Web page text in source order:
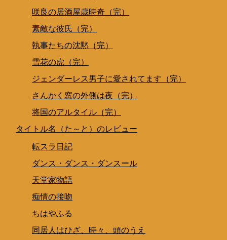
咲良の居酒屋歳時奇（完）
素敵な彼氏（完）
執事たちの沈黙（完）
雪花の虎（完）
ジェンダーレス男子に愛されてます（完）
さんかく窓の外側は夜（完）
将国のアルタイル（完）
タイトル名（た～と）のレビュー
転スラ日記
ダンス・ダンス・ダンスール
天堂家物語
痴情の接吻
ちはやふる
同居人はひざ、時々、頭のうえ